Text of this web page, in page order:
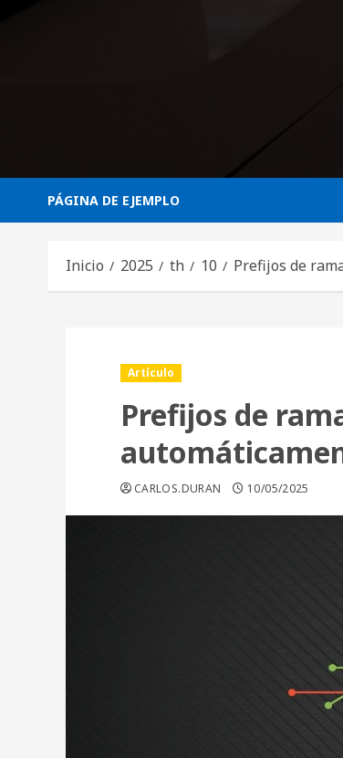
PÁGINA DE EJEMPLO
Inicio 2025 th 10 Prefijos de
Artículo
Prefijos de
CARLOS.DURAN 10/05/2025